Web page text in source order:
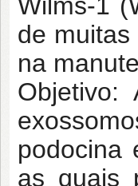
de
na
podocina
as quais